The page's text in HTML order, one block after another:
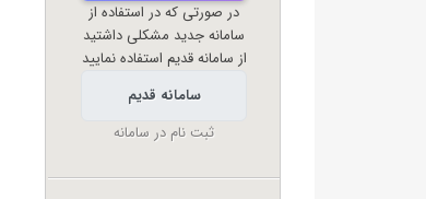
در صورتی که در استفاده از
سامانه جدید مشکلی داشتید
از سامانه قدیم استفاده نمایید
سامانه قدیم
ثبت نام در سامانه